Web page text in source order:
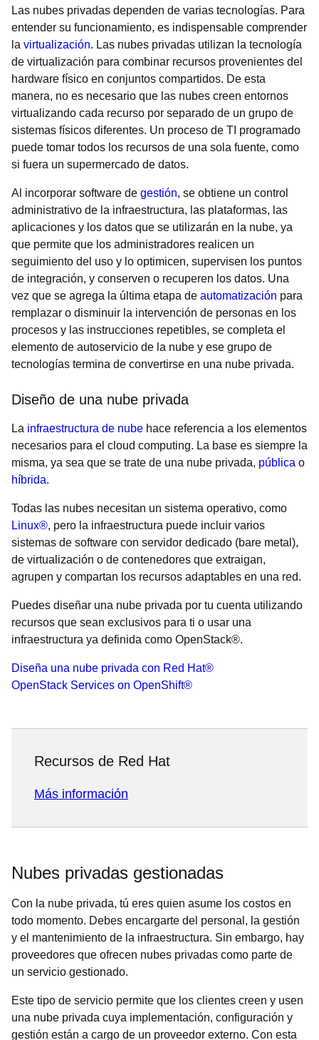
Las nubes privadas dependen de varias tecnologías. Para
entender su funcionamiento, es indispensable comprender
la virtualización. Las nubes privadas utilizan la tecnología
de virtualización para combinar recursos provenientes del
hardware físico en conjuntos compartidos. De esta
manera, no es necesario que las nubes creen entornos
virtualizando cada recurso por separado de un grupo de
sistemas físicos diferentes. Un proceso de TI programado
puede tomar todos los recursos de una sola fuente, como
si fuera un supermercado de datos.
Al incorporar software de gestión, se obtiene un control
administrativo de la infraestructura, las plataformas, las
aplicaciones y los datos que se utilizarán en la nube, ya
que permite que los administradores realicen un
seguimiento del uso y lo optimicen, supervisen los puntos
de integración, y conserven o recuperen los datos. Una
vez que se agrega la última etapa de automatización para
remplazar o disminuir la intervención de personas en los
procesos y las instrucciones repetibles, se completa el
elemento de autoservicio de la nube y ese grupo de
tecnologías termina de convertirse en una nube privada.
Diseño de una nube privada
La infraestructura de nube hace referencia a los elementos
necesarios para el cloud computing. La base es siempre la
misma, ya sea que se trate de una nube privada, pública o
híbrida.
Todas las nubes necesitan un sistema operativo, como
Linux®, pero la infraestructura puede incluir varios
sistemas de software con servidor dedicado (bare metal),
de virtualización o de contenedores que extraigan,
agrupen y compartan los recursos adaptables en una red.
Puedes diseñar una nube privada por tu cuenta utilizando
recursos que sean exclusivos para ti o usar una
infraestructura ya definida como OpenStack®.
Diseña una nube privada con Red Hat®
OpenStack Services on OpenShift®
Recursos de Red Hat
Más información
Nubes privadas gestionadas
Con la nube privada, tú eres quien asume los costos en
todo momento. Debes encargarte del personal, la gestión
y el mantenimiento de la infraestructura. Sin embargo, hay
proveedores que ofrecen nubes privadas como parte de
un servicio gestionado.
Este tipo de servicio permite que los clientes creen y usen
una nube privada cuya implementación, configuración y
gestión están a cargo de un proveedor externo. Con esta